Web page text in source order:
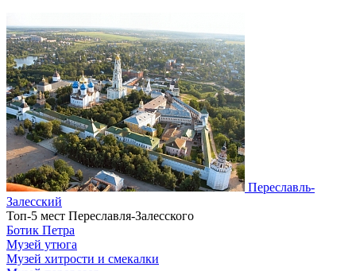
Переславль-
Залесский
Топ-5 мест Переславля-Залесского
Ботик Петра
Музей утюга
Музей хитрости и смекалки